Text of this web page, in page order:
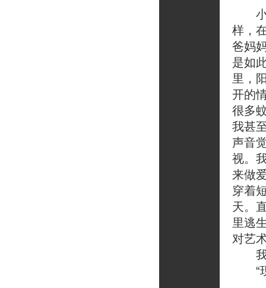
小
样，
爸妈
是如
里，
开的
很多
我甚
声音
视。
来做
穿着
天。
里逃
对艺
我
“现